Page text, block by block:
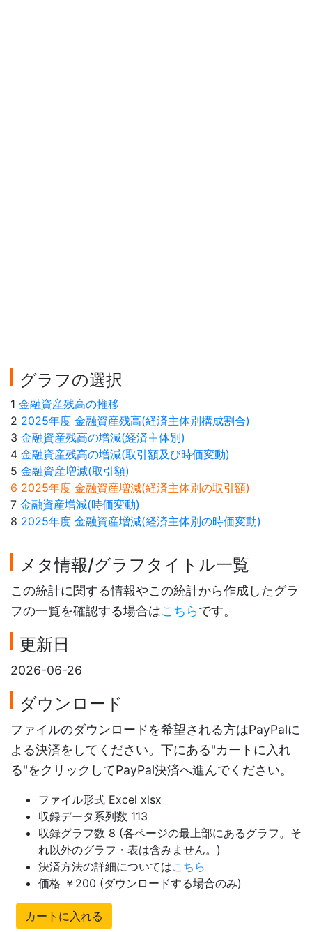
グラフの選択
1 金融資産残高の推移
2 2025年度 金融資産残高(経済主体別構成割合)
3 金融資産残高の増減(経済主体別)
4 金融資産残高の増減(取引額及び時価変動)
5 金融資産増減(取引額)
6 2025年度 金融資産増減(経済主体別の取引額)
7 金融資産増減(時価変動)
8 2025年度 金融資産増減(経済主体別の時価変動)
メタ情報/グラフタイトル一覧
この統計に関する情報やこの統計から作成したグラ
フの一覧を確認する場合はこちらです。
更新日
2026-06-26
ダウンロード
ファイルのダウンロードを希望される方はPayPalに
よる決済をしてください。下にある"カートに入れ
る"をクリックしてPayPal決済へ進んでください。
ファイル形式 Excel xlsx
収録データ系列数 113
収録グラフ数 8 (各ページの最上部にあるグラフ。そ
れ以外のグラフ・表は含みません。)
決済方法の詳細についてはこちら
価格 ￥200 (ダウンロードする場合のみ)
カートに入れる